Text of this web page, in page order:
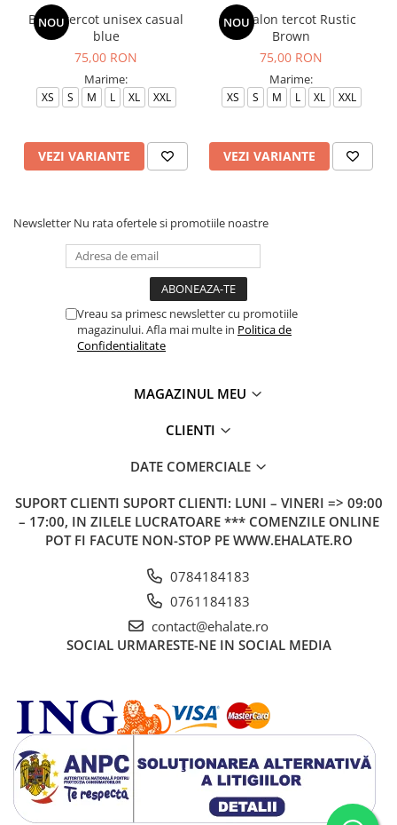
NOU
Bluza tercot unisex casual
blue
75,00 RON
Marime:
XS S M L XL XXL
VEZI VARIANTE
NOU
Pantalon tercot Rustic
Brown
75,00 RON
Marime:
XS S M L XL XXL
VEZI VARIANTE
Newsletter Nu rata ofertele si promotiile noastre
Vreau sa primesc newsletter cu promotiile
magazinului. Afla mai multe in Politica de
Confidentialitate
MAGAZINUL MEU
CLIENTI
DATE COMERCIALE
SUPORT CLIENTI SUPORT CLIENTI: LUNI – VINERI => 09:00
– 17:00, IN ZILELE LUCRATOARE *** COMENZILE ONLINE
POT FI FACUTE NON-STOP PE WWW.EHALATE.RO
0784184183
0761184183
contact@ehalate.ro
SOCIAL URMARESTE-NE IN SOCIAL MEDIA